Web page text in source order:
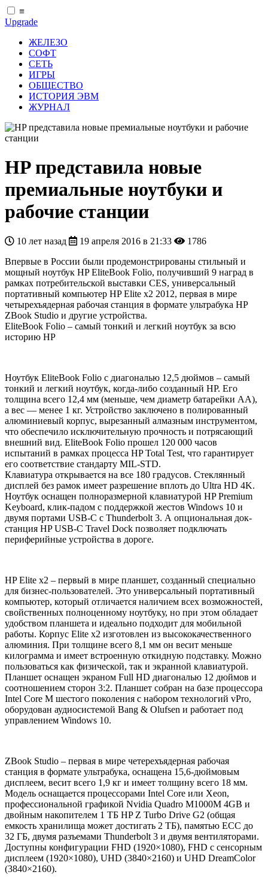
≡
Upgrade
ЖЕЛЕЗО
СОФТ
СЕТЬ
ИГРЫ
ОБЩЕСТВО
ИСТОРИЯ ЭВМ
ЖУРНАЛ
HP представила новые
премиальные ноутбуки и
рабочие станции
10 лет назад 19 апреля 2016 в 21:33
1786
Впервые в России были продемонстрированы стильный и
мощный ноутбук HP EliteBook Folio, получивший 9 наград в
рамках потребительской выставки CES, универсальный
портативный компьютер HP Elite x2 2012, первая в мире
четырехъядерная рабочая станция в формате ультрабука HP
ZBook Studio и другие устройства.
EliteBook Folio – самый тонкий и легкий ноутбук за всю
историю HP
Ноутбук EliteBook Folio с диагональю 12,5 дюймов – самый
тонкий и легкий ноутбук, когда-либо созданный HP. Его
толщина всего 12,4 мм (меньше, чем диаметр батарейки AA),
а вес — менее 1 кг. Устройство заключено в полированный
алюминиевый корпус, вырезанный алмазным инструментом,
что обеспечило исключительную прочность и потрясающий
внешний вид. EliteBook Folio прошел 120 000 часов
испытаний в рамках процесса HP Total Test, что гарантирует
его соответствие стандарту MIL-STD.
Клавиатура открывается на все 180 градусов. Стеклянный
дисплей без рамок имеет разрешение вплоть до Ultra HD 4K.
Ноутбук оснащен полноразмерной клавиатурой HP Premium
Keyboard, клик-падом с поддержкой жестов Windows 10 и
двумя портами USB-C с Thunderbolt 3. А опциональная док-
станция HP USB-C Travel Dock позволяет подключать
периферийные устройства в дороге.
HP Elite x2 – первый в мире планшет, созданный специально
для бизнес-пользователей. Это универсальный портативный
компьютер, который отличается наличием всех возможностей,
свойственных полноценному ноутбуку, но при этом обладает
удобством планшета и идеально подходит для мобильной
работы. Корпус Elite x2 изготовлен из высококачественного
алюминия. При толщине всего 8,1 мм он весит меньше
килограмма и имеет встроенную откидную подставку. Можно
пользоваться как физической, так и экранной клавиатурой.
Планшет оснащен экраном Full HD диагональю 12 дюймов и
соотношением сторон 3:2. Планшет собран на базе процессора
Intel Core M шестого поколения с набором технологий vPro,
оборудован аудиосистемой Bang & Olufsen и работает под
управлением Windows 10.
ZBook Studio – первая в мире четерехъядерная рабочая
станция в формате ультрабука, оснащена 15,6-дюймовым
дисплеем, весит всего 1,9 кг и имеет толщину всего 18 мм.
Модель оснащается процессорами Intel Core или Xeon,
профессиональной графикой Nvidia Quadro M1000M 4GB и
двойным накопителем 1 ТБ HP Z Turbo Drive G2 (общая
емкость хранилища может достигать 2 ТБ), памятью ECC до
32 ГБ, двумя разъемами Thunderbolt 3 и двумя вентиляторами.
Доступны конфигурации FHD (1920×1080), FHD с сенсорным
дисплеем (1920×1080), UHD (3840×2160) и UHD DreamColor
(3840×2160).